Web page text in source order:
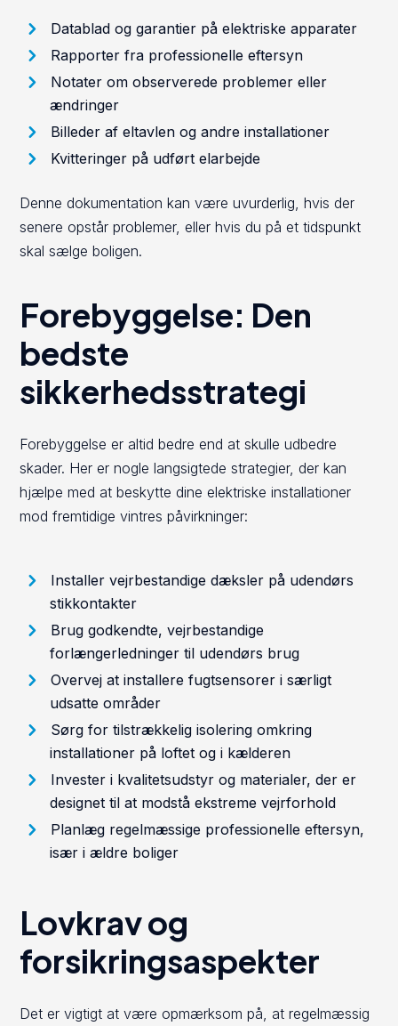
Datablad og garantier på elektriske apparater
Rapporter fra professionelle eftersyn
Notater om observerede problemer eller
ændringer
Billeder af eltavlen og andre installationer
Kvitteringer på udført elarbejde
Denne dokumentation kan være uvurderlig, hvis der
senere opstår problemer, eller hvis du på et tidspunkt
skal sælge boligen.
Forebyggelse: Den
bedste
sikkerhedsstrategi
Forebyggelse er altid bedre end at skulle udbedre
skader. Her er nogle langsigtede strategier, der kan
hjælpe med at beskytte dine elektriske installationer
mod fremtidige vintres påvirkninger:
Installer vejrbestandige dæksler på udendørs
stikkontakter
Brug godkendte, vejrbestandige
forlængerledninger til udendørs brug
Overvej at installere fugtsensorer i særligt
udsatte områder
Sørg for tilstrækkelig isolering omkring
installationer på loftet og i kælderen
Invester i kvalitetsudstyr og materialer, der er
designet til at modstå ekstreme vejrforhold
Planlæg regelmæssige professionelle eftersyn,
især i ældre boliger
Lovkrav og
forsikringsaspekter
Det er vigtigt at være opmærksom på, at regelmæssig